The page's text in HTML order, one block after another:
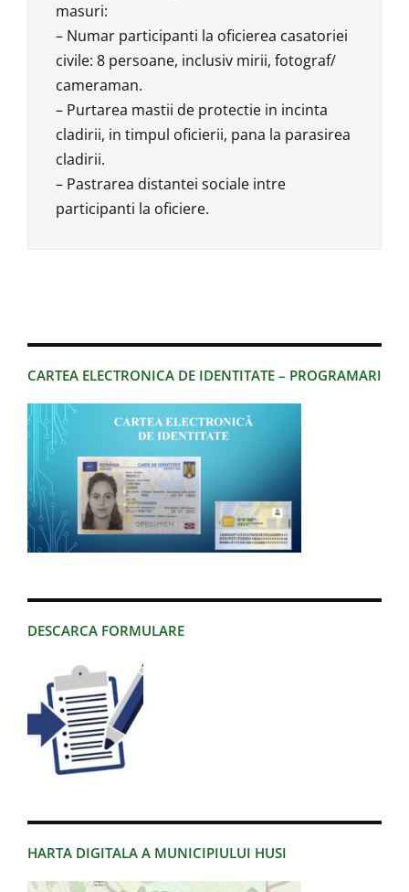
CARTEA ELECTRONICA DE IDENTITATE – PROGRAMARI
DESCARCA FORMULARE
HARTA DIGITALA A MUNICIPIULUI HUSI
masuri:
– Numar participanti la oficierea casatoriei
civile: 8 persoane, inclusiv mirii, fotograf/
cameraman.
– Purtarea mastii de protectie in incinta
cladirii, in timpul oficierii, pana la parasirea
cladirii.
– Pastrarea distantei sociale intre
participanti la oficiere.